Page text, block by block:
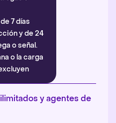
7 días
y de 24
o señal.
o la carga
y agentes de